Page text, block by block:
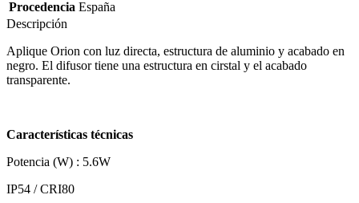
Procedencia España
Descripción
Aplique Orion con luz directa, estructura de aluminio y acabado en
negro. El difusor tiene una estructura en cirstal y el acabado
transparente.
Características técnicas
Potencia (W) : 5.6W
IP54 / CRI80